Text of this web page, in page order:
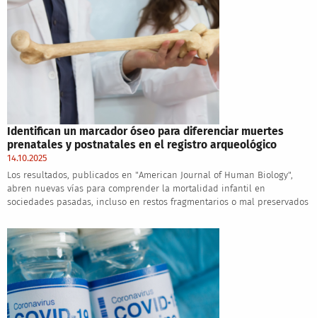
Identifican un marcador óseo para diferenciar muertes
prenatales y postnatales en el registro arqueológico
14.10.2025
Los resultados, publicados en "American Journal of Human Biology",
abren nuevas vías para comprender la mortalidad infantil en
sociedades pasadas, incluso en restos fragmentarios o mal preservados